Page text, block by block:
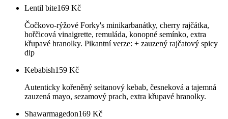
Lentil bite169 Kč
Čočkovo-rýžové Forky's minikarbanátky, cherry rajčátka,
hořčicová vinaigrette, remuláda, konopné semínko, extra
křupavé hranolky. Pikantní verze: + zauzený rajčatový spicy
dip
Kebabish159 Kč
Autenticky kořeněný seitanový kebab, česneková a tajemná
zauzená mayo, sezamový prach, extra křupavé hranolky.
Shawarmagedon169 Kč